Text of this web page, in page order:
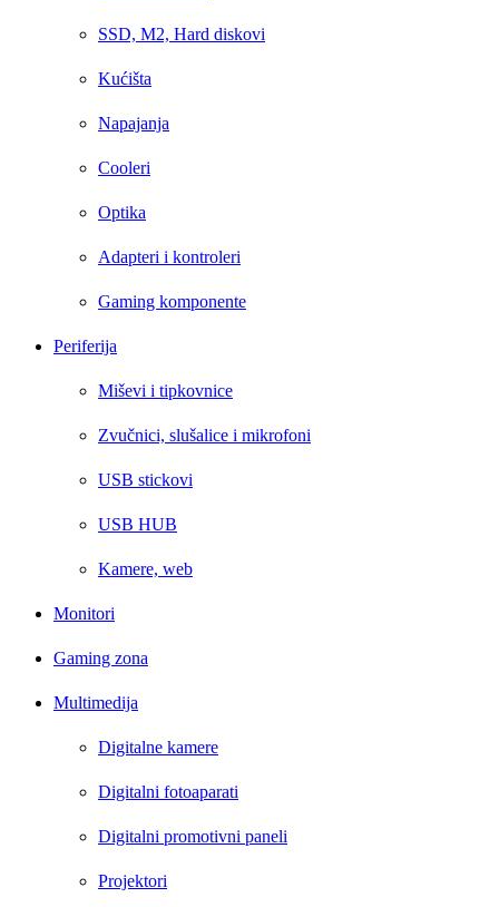
SSD, M2, Hard diskovi
Kućišta
Napajanja
Cooleri
Optika
Adapteri i kontroleri
Gaming komponente
Periferija
Miševi i tipkovnice
Zvučnici, slušalice i mikrofoni
USB stickovi
USB HUB
Kamere, web
Monitori
Gaming zona
Multimedija
Digitalne kamere
Digitalni fotoaparati
Digitalni promotivni paneli
Projektori